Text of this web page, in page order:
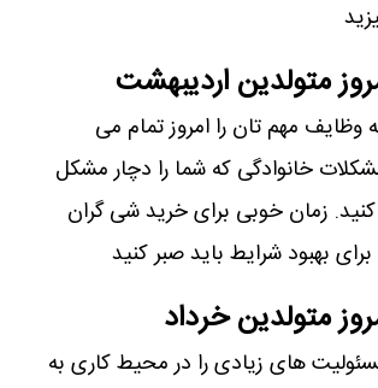
متولدین اردیبهشت
وظایف مهم تان را امروز تمام می
خانوادگی که شما را دچار مشکل
زمان خوبی برای خرید شی گران
بهبود شرایط باید صبر کنید
متولدین خرداد
های زیادی را در محیط کاری به